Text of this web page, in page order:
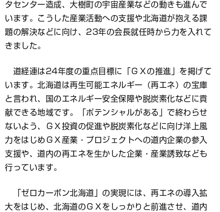
タセンター造成、大樹町の宇宙産業などの動きも進んで
います。こうした産業活動への支援や北海道が抱える課
題の解決などに向け、23年の会長就任時から力を入れて
きました。
道経連は24年度の重点目標に「ＧＸの推進」を掲げて
います。北海道は再生可能エネルギー（再エネ）の宝庫
と言われ、国のエネルギー安全保障や脱炭素化などに貢
献できる地域です。「ポテンシャルがある」で終わらせ
ないよう、ＧＸ投資の促進や脱炭素化などに向け洋上風
力をはじめＧＸ産業・プロジェクトへの道内企業の参入
支援や、道内の再エネを生かした企業・産業誘致なども
行っています。
「ゼロカーボン北海道」の実現には、再エネの導入拡
大をはじめ、北海道のＧＸをしっかりと前進させ、道内